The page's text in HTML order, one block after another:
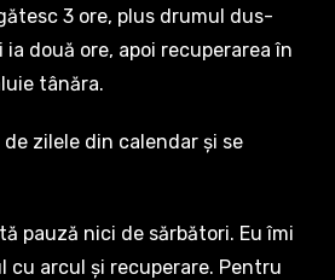
3 ore, plus drumul dus-
două ore, apoi recuperarea în
tânăra.
zilele din calendar și se
pauză nici de sărbători. Eu îmi
arcul și recuperare. Pentru